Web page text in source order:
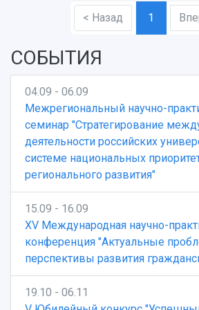
3D-тур по университету
Учебный аэродром
Центр истории авиационных
Ботанический сад
Умный дом бабочек
Международный
Сведения об
Официальные документы
Публикации и издания
< Назад 1
СОБЫТИЯ
04.09 - 06.09
Межрегиональный научно-
семинар "Стратегирование
деятельности российских
системе национальных
регионального развития"
15.09 - 16.09
XV Международная научно-
конференция "Актуальные
перспективы развития
19.10 - 06.11